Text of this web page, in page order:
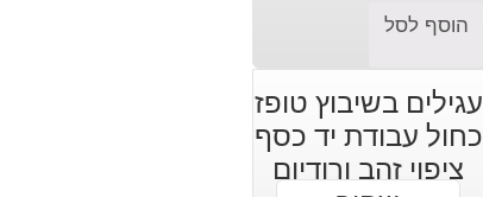
הוסף לסל
עגילים בשיבוץ טופז
כחול עבודת יד כסף
ציפוי זהב ורודיום